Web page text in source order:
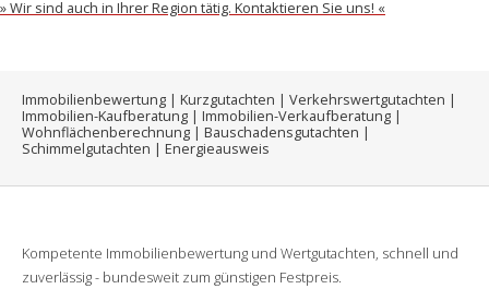
» Wir sind auch in Ihrer Region tätig. Kontaktieren Sie uns! «
Immobilienbewertung | Kurzgutachten | Verkehrswertgutachten |
Immobilien-Kaufberatung | Immobilien-Verkaufberatung |
Wohnflächenberechnung | Bauschadensgutachten |
Schimmelgutachten | Energieausweis
Kompetente Immobilienbewertung und Wertgutachten, schnell und
zuverlässig - bundesweit zum günstigen Festpreis.